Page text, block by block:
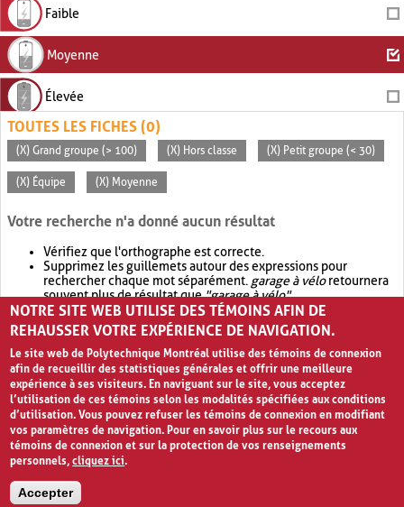
Faible
Moyenne
Élevée
TOUTES LES FICHES (0)
(X) Grand groupe (> 100) (X) Hors classe (X) Petit groupe (< 30)
(X) Équipe (X) Moyenne
Votre recherche n'a donné aucun résultat
Vérifiez que l'orthographe est correcte.
Supprimez les guillemets autour des expressions pour
rechercher chaque mot séparément. garage à véloretournera
souvent plus de résultat que"garage à vélo".
Envisagez d'élargir votre recherche avec OR.garage OR vélo
retournera souvent plus de résultat quegarage à vélo
NOTRE SITE WEB UTILISE DES TÉMOINS AFIN DE
REHAUSSER VOTRE EXPÉRIENCE DE NAVIGATION.
Le site web de Polytechnique Montréal utilise des témoins de connexion
afin de recueillir des statistiques générales et offrir une meilleure
expérience à ses visiteurs. En naviguant sur le site, vous acceptez
l’utilisation de ces témoins selon les modalités spécifiées aux conditions
d’utilisation. Vous pouvez refuser les témoins de connexion en modifiant
vos paramètres de navigation. Pour en savoir plus sur le recours aux
témoins de connexion et sur la protection de vos renseignements
personnels,cliquez ici.
Accepter